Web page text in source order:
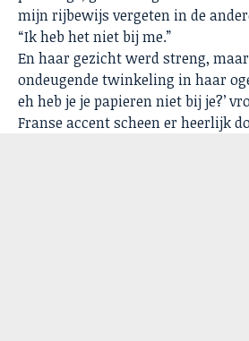
mijn rijbewijs vergeten in de
“Ik heb het niet bij me.”
En haar gezicht werd streng,
ondeugende twinkeling in haar
eh heb je je papieren niet bij je?’
Franse accent scheen er heerlijk